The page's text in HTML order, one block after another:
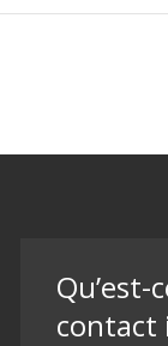
Qu’est-
contact